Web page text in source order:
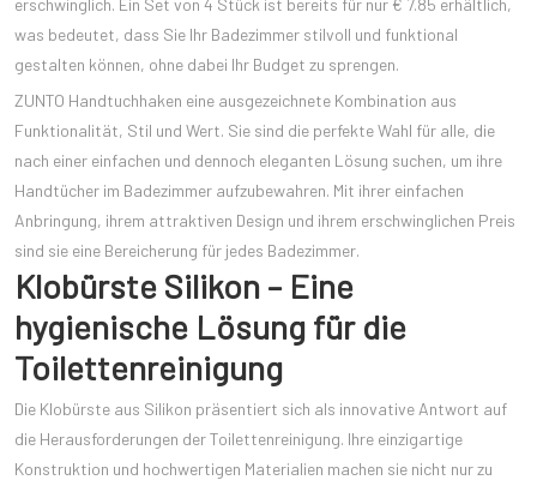
was bedeutet, dass Sie Ihr Badezimmer stilvoll und funktional
gestalten können, ohne dabei Ihr Budget zu sprengen.
ZUNTO Handtuchhaken eine ausgezeichnete Kombination aus
Funktionalität, Stil und Wert. Sie sind die perfekte Wahl für alle, die
nach einer einfachen und dennoch eleganten Lösung suchen, um ihre
Handtücher im Badezimmer aufzubewahren. Mit ihrer einfachen
Anbringung, ihrem attraktiven Design und ihrem erschwinglichen Preis
sind sie eine Bereicherung für jedes Badezimmer.
Klobürste Silikon – Eine
hygienische Lösung für die
Toilettenreinigung
Die Klobürste aus Silikon präsentiert sich als innovative Antwort auf
die Herausforderungen der Toilettenreinigung. Ihre einzigartige
Konstruktion und hochwertigen Materialien machen sie nicht nur zu